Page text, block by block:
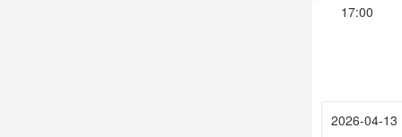
17:00
2026-04-13